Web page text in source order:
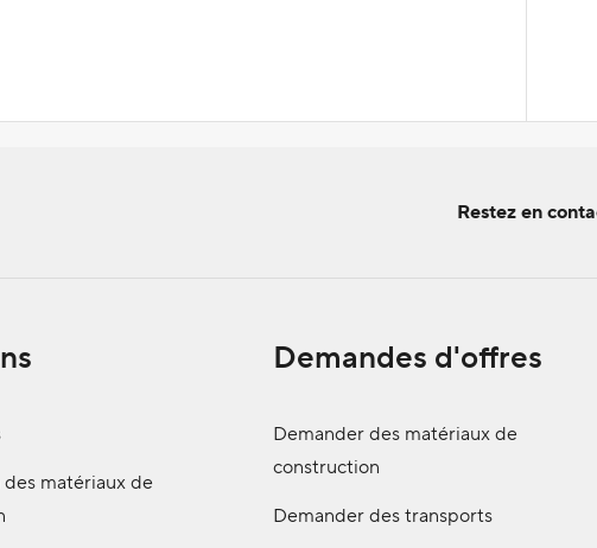
Restez en
matériaux de
Demandes d'offres
Demander des matériaux de
construction
Demander des transports